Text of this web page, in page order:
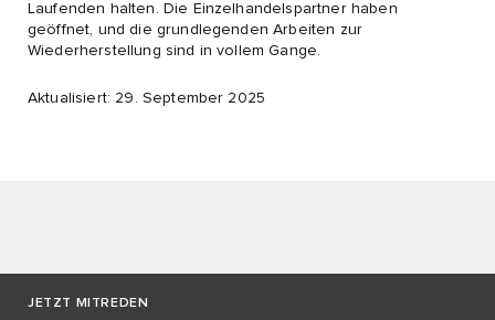
Laufenden halten. Die Einzelhandelspartner haben
geöffnet, und die grundlegenden Arbeiten zur
Wiederherstellung sind in vollem Gange.​
Aktualisiert: 29. September 2025
JETZT MITREDEN